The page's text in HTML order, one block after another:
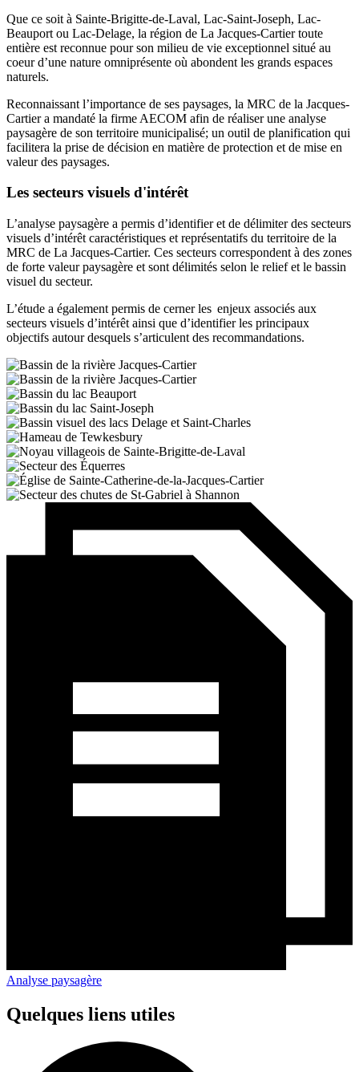
Que ce soit à Sainte-Brigitte-de-Laval, Lac-Saint-Joseph, Lac-
Beauport ou Lac-Delage, la région de La Jacques-Cartier toute
entière est reconnue pour son milieu de vie exceptionnel situé au
coeur d’une nature omniprésente où abondent les grands espaces
naturels.
Reconnaissant l’importance de ses paysages, la MRC de la Jacques-
Cartier a mandaté la firme AECOM afin de réaliser une analyse
paysagère de son territoire municipalisé; un outil de planification qui
facilitera la prise de décision en matière de protection et de mise en
valeur des paysages.
Les secteurs visuels d'intérêt
L’analyse paysagère a permis d’identifier et de délimiter des secteurs
visuels d’intérêt caractéristiques et représentatifs du territoire de la
MRC de La Jacques-Cartier. Ces secteurs correspondent à des zones
de forte valeur paysagère et sont délimités selon le relief et le bassin
visuel du secteur.
L’étude a également permis de cerner les enjeux associés aux
secteurs visuels d’intérêt ainsi que d’identifier les principaux
objectifs autour desquels s’articulent des recommandations.
Analyse paysagère
Quelques liens utiles